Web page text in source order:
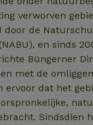
verworven
door de
en sinds
Büngerner
met de
ervoor dat het
Sindsdien